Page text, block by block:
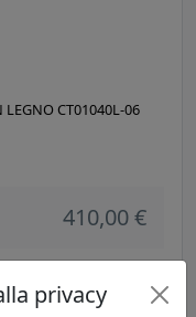
CT01040L-06
410,00 €
privacy